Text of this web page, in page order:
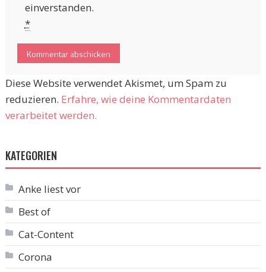
einverstanden.
*
Diese Website verwendet Akismet, um Spam zu
reduzieren. Erfahre, wie deine Kommentardaten
verarbeitet werden.
KATEGORIEN
Anke liest vor
Best of
Cat-Content
Corona